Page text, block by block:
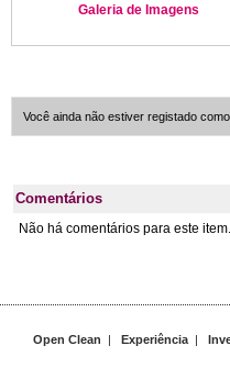
Galeria de Imagens
Você ainda não estiver registado
Comentários
Não há comentários para este item.
Open Clean | Experiência |